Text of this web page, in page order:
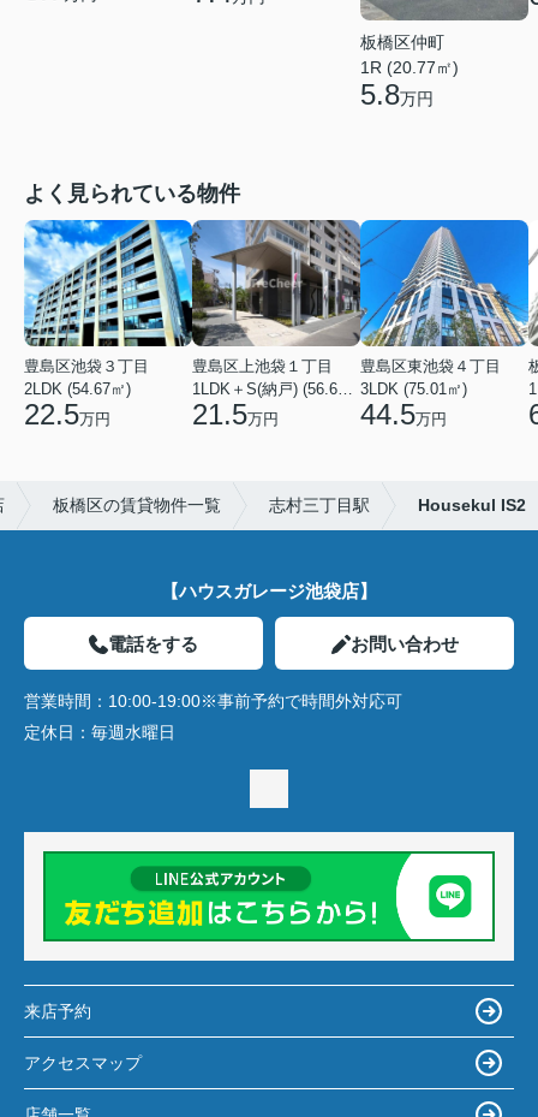
板橋区仲町
1R (20.77㎡)
5.8万円
よく見られている物件
豊島区池袋３丁目
2LDK (54.67㎡)
22.5万円
豊島区上池袋１丁目
1LDK＋S(納戸) (56.61㎡)
21.5万円
豊島区東池袋４丁目
3LDK (75.01㎡)
44.5万円
板橋区の賃貸物件一覧 志村三丁目駅 Housekul IS2
【ハウスガレージ池袋店】
電話をする お問い合わせ
営業時間： 10:00-19:00※事前予約で時間外対応可
定休日： 毎週水曜日
来店予約
アクセスマップ